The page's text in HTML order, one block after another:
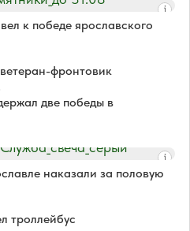
к победе ярославского
фронтовик
две победы в
наказали за половую
троллейбус